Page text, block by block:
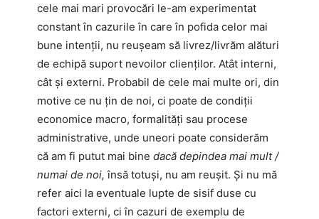
cele mai mari provocări le-am experimentat
constant în cazurile în care în pofida celor mai
bune intenții, nu reușeam să livrez/livrăm alături
de echipă suport nevoilor clienților. Atât interni,
cât și externi. Probabil de cele mai multe ori, din
motive ce nu țin de noi, ci poate de condiții
economice macro, formalități sau procese
administrative, unde uneori poate considerăm
că am fi putut mai bine dacă depindea mai mult /
numai de noi,însă totuși, nu am reușit. Și nu mă
refer aici la eventuale lupte de sisif duse cu
factori externi, ci în cazuri de exemplu de